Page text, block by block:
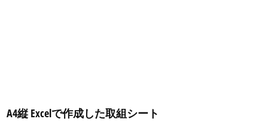
A4縦 Excelで作成した取組シート